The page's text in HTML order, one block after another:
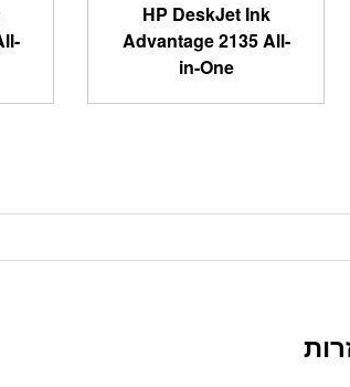
HP DeskJet Ink
Advantage 2135 All-
in-One